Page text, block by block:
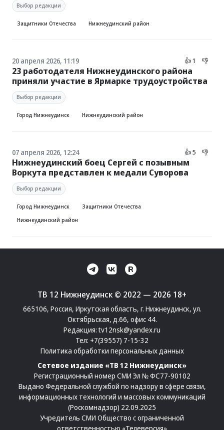
Выбор редакции
Защитники Отечества Нижнеудинский район
20 апреля 2026, 11:19 👍 1 👎
23 работодателя Нижнеудинского района
приняли участие в Ярмарке трудоустройства
Выбор редакции
Город Нижнеудинск Нижнеудинский район
07 апреля 2026, 12:24 👍 5 👎
Нижнеудинский боец Сергей с позывным
Воркута представлен к медали Суворова
Выбор редакции
Город Нижнеудинск
Защитники Отечества
Нижнеудинский район
ТВ 12 Нижнеудинск © 2022 — 2026 18+
665106, Россия, Иркутская область, г. Нижнеудинск, ул.
Октябрьская, д.66, офис 44.
Редакция:tv12nsk@yandex.ru
Тел: +7(39557) 7-15-32
Политика обработки персональных данных
Сетевое издание «ТВ 12 Нижнеудинск»
Регистрационный номер СМИ Эл № ФС77-90102
Выдано Федеральной службой по надзору в сфере связи,
информационных технологий и массовых коммуникаций
(Роскомнадзор) 22.09.2025
Учредитель СМИ Общество с ограниченной
ответственностью «Телеверсия»